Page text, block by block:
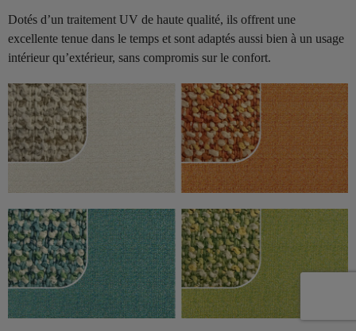
Dotés d’un traitement UV de haute qualité, ils offrent une
excellente tenue dans le temps et sont adaptés aussi bien à un usage
intérieur qu’extérieur, sans compromis sur le confort.